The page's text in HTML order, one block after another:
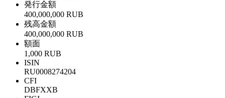
発行金額
400,000,000 RUB
残高金額
400,000,000 RUB
額面
1,000 RUB
ISIN
RU0008274204
CFI
DBFXXB